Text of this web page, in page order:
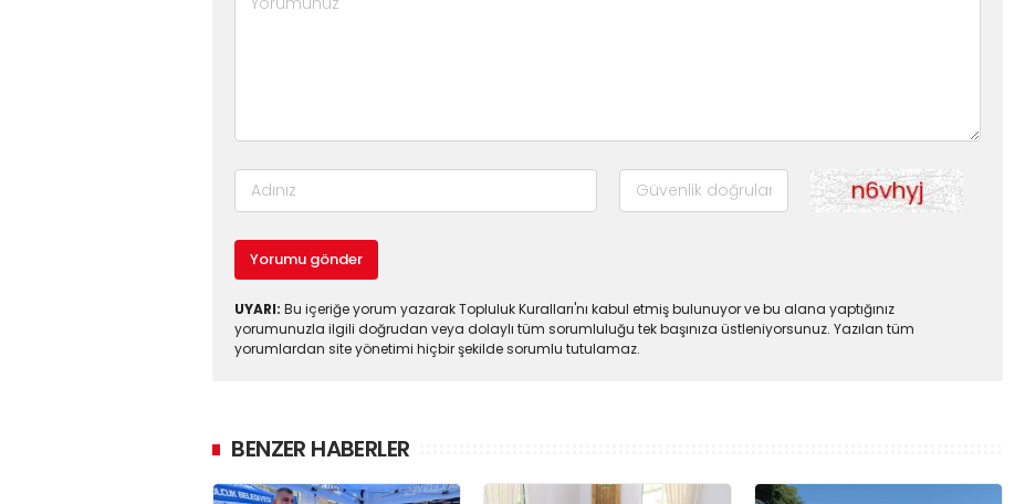
Yorumu gönder
UYARI: Bu içeriğe yorum yazarak Topluluk Kuralları'nı kabul etmiş bulunuyor ve bu alana yaptığınız
yorumunuzla ilgili doğrudan veya dolaylı tüm sorumluluğu tek başınıza üstleniyorsunuz. Yazılan tüm
yorumlardan site yönetimi hiçbir şekilde sorumlu tutulamaz.
BENZER HABERLER